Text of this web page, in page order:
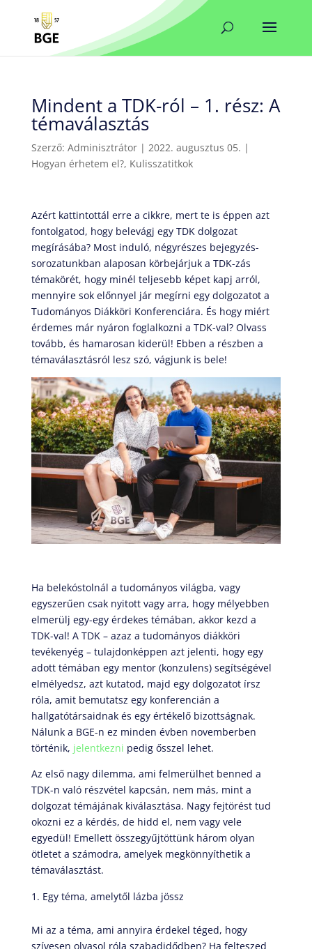
Mindent a TDK-ról – 1. rész: A
témaválasztás
Szerző: Adminisztrátor| 2022. augusztus 05. |
Hogyan érhetem el?, Kulisszatitkok
Azért kattintottál erre a cikkre, mert te is éppen azt
fontolgatod, hogy belevágj egy TDK dolgozat
megírásába? Most induló, négyrészes bejegyzés-
sorozatunkban alaposan körbejárjuk a TDK-zás
témakörét, hogy minél teljesebb képet kapj arról,
mennyire sok előnnyel jár megírni egy dolgozatot a
Tudományos Diákköri Konferenciára. És hogy miért
érdemes már nyáron foglalkozni a TDK-val? Olvass
tovább, és hamarosan kiderül! Ebben a részben a
témaválasztásról lesz szó, vágjunk is bele!
Ha belekóstolnál a tudományos világba, vagy
egyszerűen csak nyitott vagy arra, hogy mélyebben
elmerülj egy-egy érdekes témában, akkor kezd a
TDK-val! A TDK – azaz a tudományos diákköri
tevékenyég – tulajdonképpen azt jelenti, hogy egy
adott témában egy mentor (konzulens) segítségével
elmélyedsz, azt kutatod, majd egy dolgozatot írsz
róla, amit bemutatsz egy konferencián a
hallgatótársaidnak és egy értékelő bizottságnak.
Nálunk a BGE-n ez minden évben novemberben
történik, jelentkezni pedig ősszel lehet.
Az első nagy dilemma, ami felmerülhet benned a
TDK-n való részvétel kapcsán, nem más, mint a
dolgozat témájának kiválasztása. Nagy fejtörést tud
okozni ez a kérdés, de hidd el, nem vagy vele
egyedül! Emellett összegyűjtöttünk három olyan
ötletet a számodra, amelyek megkönnyíthetik a
témaválasztást.
Egy téma, amelytől lázba jössz
Mi az a téma, ami annyira érdekel téged, hogy
szívesen olvasol róla szabadidődben? Ha felteszed